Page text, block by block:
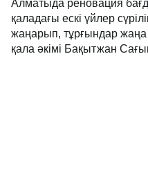
Алматыда реновация
қаладағы ескі үйлер
жаңарып, тұрғындар жаңа
қала әкімі Бақытжан